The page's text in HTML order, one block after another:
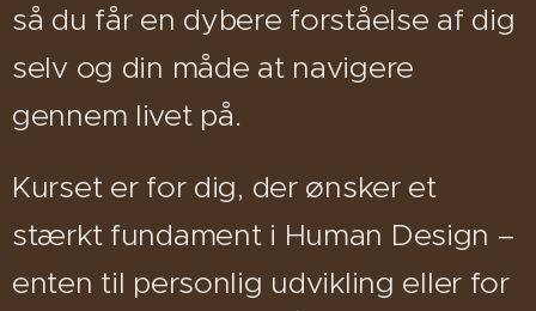
så du får en dybere forståelse af dig
selv og din måde at navigere
gennem livet på.
Kurset er for dig, der ønsker et
stærkt fundament i Human Design –
enten til personlig udvikling eller for